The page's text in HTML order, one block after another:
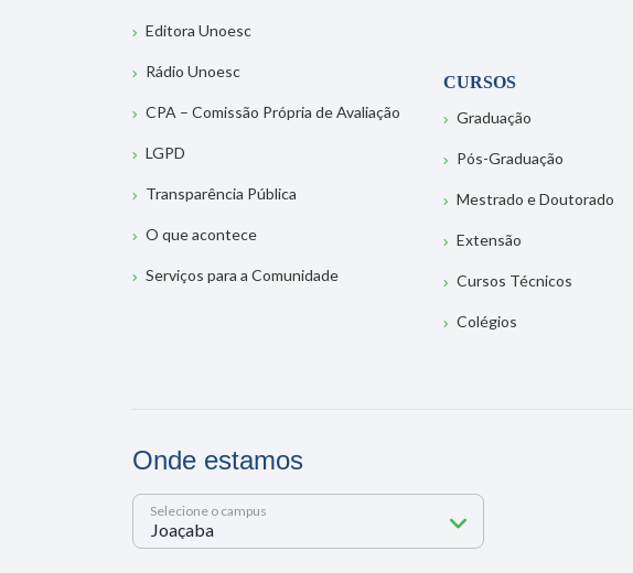
Editora Unoesc
Rádio Unoesc
CPA – Comissão Própria de Avaliação
LGPD
Transparência Pública
O que acontece
Serviços para a Comunidade
CURSOS
Graduação
Pós-Graduação
Mestrado e Doutorado
Extensão
Cursos Técnicos
Colégios
Onde estamos
Selecione o campus